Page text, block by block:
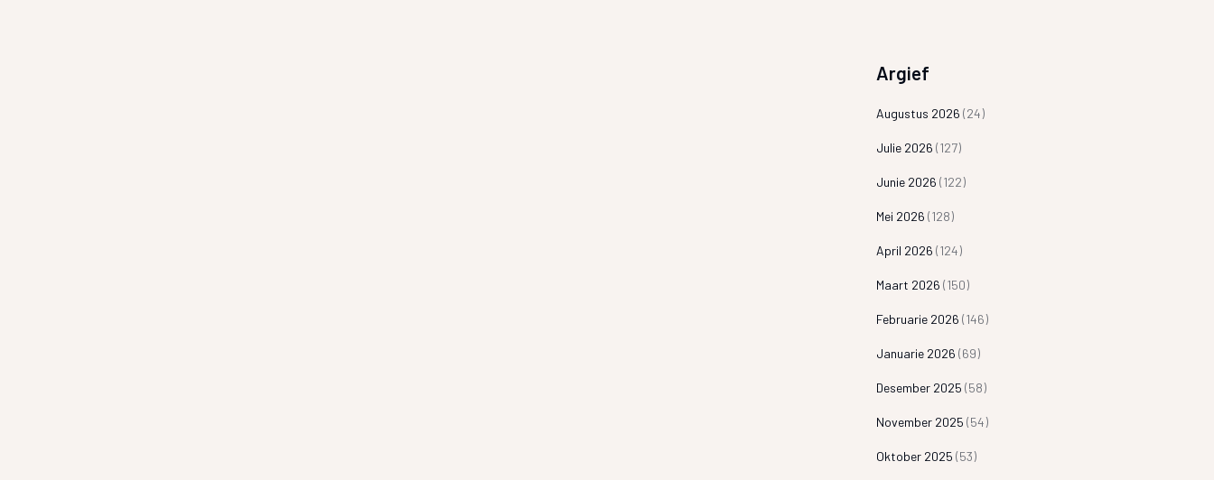
Argief
Augustus 2026 (24)
Julie 2026 (127)
Junie 2026 (122)
Mei 2026 (128)
April 2026 (124)
Maart 2026 (150)
Februarie 2026 (146)
Januarie 2026 (69)
Desember 2025 (58)
November 2025 (54)
Oktober 2025 (53)